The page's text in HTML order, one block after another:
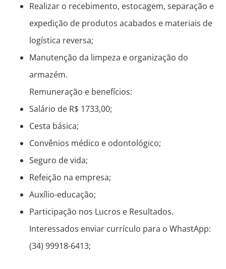
Realizar o recebimento, estocagem, separação e
expedição de produtos acabados e materiais de
logística reversa;
Manutenção da limpeza e organização do
armazém.
Remuneração e benefícios:
Salário de R$ 1733,00;
Cesta básica;
Convênios médico e odontológico;
Seguro de vida;
Refeição na empresa;
Auxílio-educação;
Participação nos Lucros e Resultados.
Interessados enviar currículo para o WhastApp:
(34) 99918-6413;